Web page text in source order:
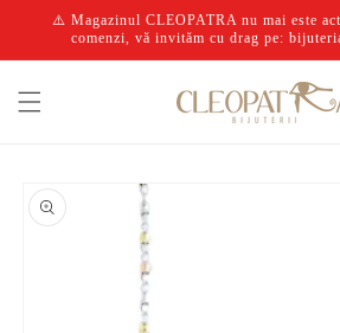
Salt la
conținut
⚠️ Magazinul CLEOPATRA nu mai este
comenzi, vă invităm cu drag pe:
informațiile
despre